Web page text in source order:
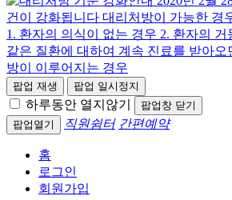
팝업 재생 팝업 일시정지
하루동안 열지않기
팝업창 닫기
팝업열기
직원쉼터 간편예약
홈
로그인
회원가입